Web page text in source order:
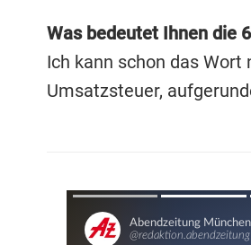
Was bedeutet Ihnen die
Ich kann schon das
Umsatzsteuer,